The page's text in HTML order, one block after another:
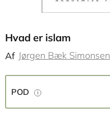
Hvad er islam
Af Jørgen Bæk Simonsen
POD